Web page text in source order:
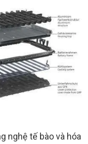
nghệ tế bào và hóa